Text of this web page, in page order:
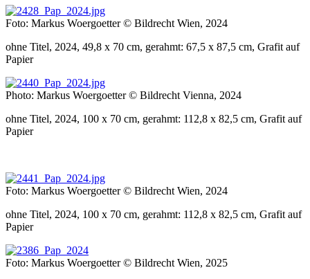
Foto: Markus Woergoetter © Bildrecht Wien, 2024
ohne Titel, 2024, 49,8 x 70 cm, gerahmt: 67,5 x 87,5 cm, Grafit auf
Papier
Photo: Markus Woergoetter © Bildrecht Vienna, 2024
ohne Titel, 2024, 100 x 70 cm, gerahmt: 112,8 x 82,5 cm, Grafit auf
Papier
Foto: Markus Woergoetter © Bildrecht Wien, 2024
ohne Titel, 2024, 100 x 70 cm, gerahmt: 112,8 x 82,5 cm, Grafit auf
Papier
Foto: Markus Woergoetter © Bildrecht Wien, 2025